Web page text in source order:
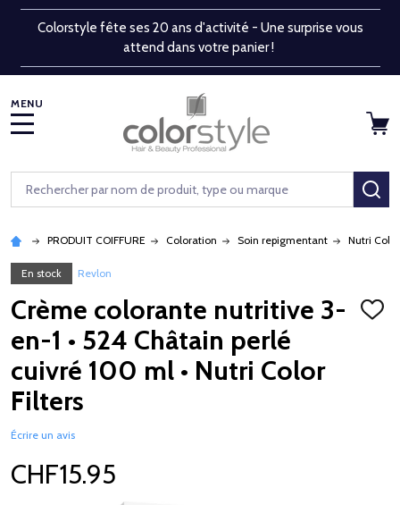
Colorstyle fête ses 20 ans d'activité - Une surprise vous
attend dans votre panier !
Rechercher
PRODUIT COIFFURE Coloration Soin repigmentant Nutri Color
En stock Revlon
Crème colorante nutritive 3-
en-1 • 524 Châtain perlé
cuivré 100 ml • Nutri Color
Filters
Écrire un avis
CHF15.95